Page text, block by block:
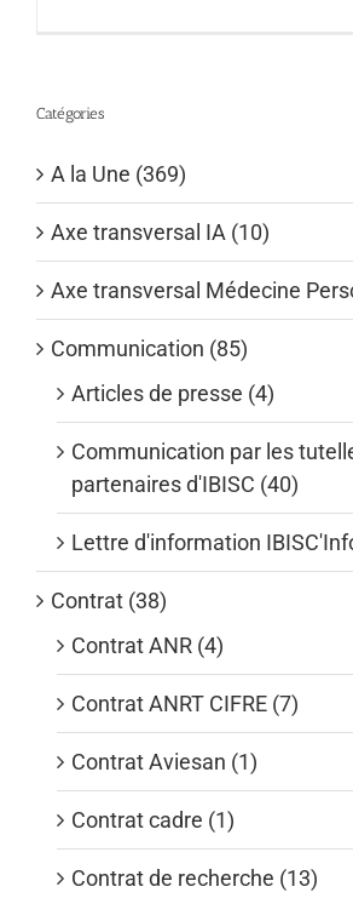
Catégories
A la Une (369)
Axe transversal IA (10)
Axe transversal Médecine
Communication (85)
Articles de presse (4)
Communication par les
partenaires d'IBISC (40)
Lettre d'information
Contrat (38)
Contrat ANR (4)
Contrat ANRT CIFRE (7)
Contrat Aviesan (1)
Contrat cadre (1)
Contrat de recherche (13)